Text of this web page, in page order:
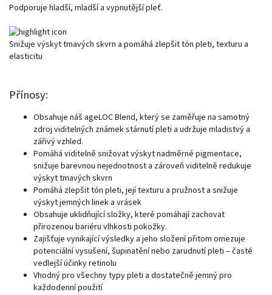
Podporuje hladší, mladší a vypnutější pleť.
Snižuje výskyt tmavých skvrn a pomáhá zlepšit tón pleti, texturu a
elasticitu
Přínosy:
Obsahuje náš ageLOC Blend, který se zaměřuje na samotný
zdroj viditelných známek stárnutí pleti a udržuje mladistvý a
zářivý vzhled.
Pomáhá viditelně snižovat výskyt nadměrné pigmentace,
snižuje barevnou nejednotnost a zároveň viditelně redukuje
výskyt tmavých skvrn
Pomáhá zlepšit tón pleti, její texturu a pružnost a snižuje
výskyt jemných linek a vrásek
Obsahuje uklidňující složky, které pomáhají zachovat
přirozenou bariéru vlhkosti pokožky.
Zajišťuje vynikající výsledky a jeho složení přitom omezuje
potenciální vysušení, šupinatění nebo zarudnutí pleti – časté
vedlejší účinky retinolu
Vhodný pro všechny typy pleti a dostatečně jemný pro
každodenní použití